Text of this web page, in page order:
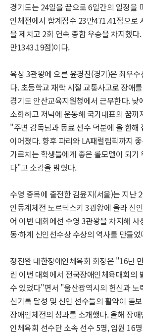
경기도는 24일을 끝으로 6일간의 일정을
인체전에서 합계점수 23만471.41점으로
을 제치고 2회 연속 종합 우승을 차지했
만1343.19점)이다.
육상 3관왕에 오른 윤경찬(경기)은 최우
다. 초등학교 재학 시절 교통사고로 장애
경기도 안산교육지원청에서 근무한다. 낮
소화하고 저녁에 운동해 국가대표의 꿈까
"주변 감독님과 동료 선수 덕분에 올 한해
이어졌다. 향후 파리와 LA패럴림픽까지
가르치는 학생들에게 좋은 롤모델이 되기
다"고 소감을 밝혔다.
수영 종목에 출전한 김윤지(서울)는 지난
인동계체전 노르딕스키 3관왕에 올라 신
어 이번 대회에선 수영 3관왕을 차지해 사
동·하계 신인선수상 수상의 역사를 만들었
정진완 대한장애인체육회 회장은 "16년
린 이번 대회에서 전국장애인체육대회의
수 있었다"면서 "울산광역시의 헌신과 노
신기록 달성 및 신인 선수들의 활약이 돋
장애인체전의 성과를 소개했다. 올해 장
인체육회 선수단 소속 선수 5명, 임원 16